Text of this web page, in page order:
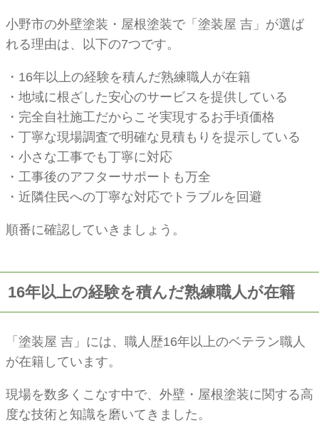
小野市の外壁塗装・屋根塗装で「塗装屋 吉」が選ば
れる理由は、以下の7つです。
・16年以上の経験を積んだ熟練職人が在籍
・地域に根ざした安心のサービスを提供している
・完全自社施工だからこそ実現するお手頃価格
・丁寧な現場調査で明確な見積もりを提示している
・小さな工事でも丁寧に対応
・工事後のアフターサポートも万全
・近隣住民への丁寧な対応でトラブルを回避
順番に確認していきましょう。
16年以上の経験を積んだ熟練職人が在籍
「塗装屋 吉」には、職人歴16年以上のベテラン職人
が在籍しています。
現場を数多くこなす中で、外壁・屋根塗装に関する高
度な技術と知識を磨いてきました。